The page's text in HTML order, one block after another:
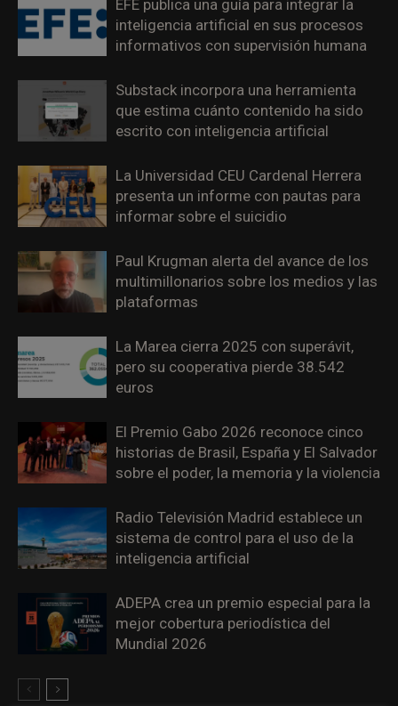
EFE publica una guía para integrar la
inteligencia artificial en sus procesos
informativos con supervisión humana
Substack incorpora una herramienta
que estima cuánto contenido ha sido
escrito con inteligencia artificial
La Universidad CEU Cardenal Herrera
presenta un informe con pautas para
informar sobre el suicidio
Paul Krugman alerta del avance de los
multimillonarios sobre los medios y las
plataformas
La Marea cierra 2025 con superávit,
pero su cooperativa pierde 38.542
euros
El Premio Gabo 2026 reconoce cinco
historias de Brasil, España y El Salvador
sobre el poder, la memoria y la violencia
Radio Televisión Madrid establece un
sistema de control para el uso de la
inteligencia artificial
ADEPA crea un premio especial para la
mejor cobertura periodística del
Mundial 2026